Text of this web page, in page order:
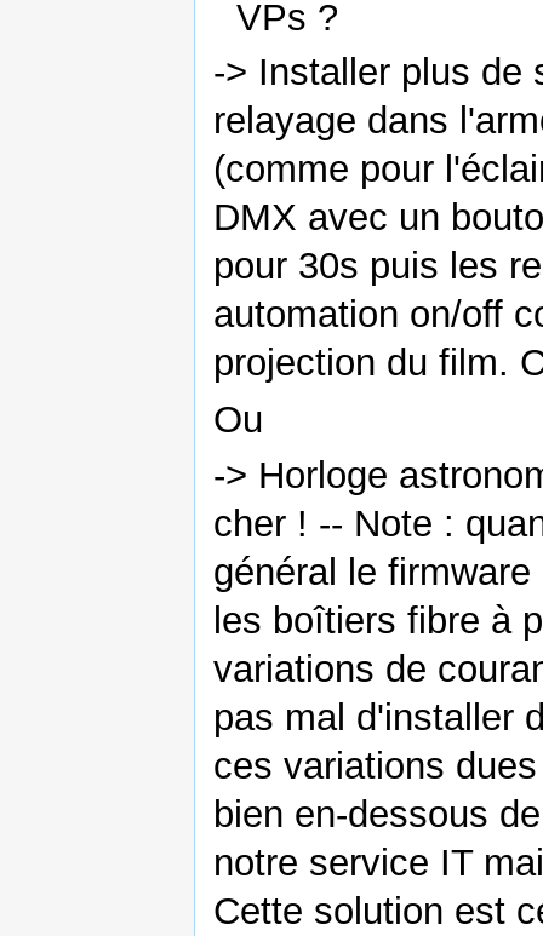
VPs ?
-> Installer plus de
relayage dans
(comme pour
DMX avec un
pour 30s puis les
automation on/off
projection du film.
Ou
-> Horloge
cher ! -- Note :
général le
les boîtiers fibre à
variations de
pas mal d'installer
ces variations
bien en-dessous
notre service IT
Cette solution est